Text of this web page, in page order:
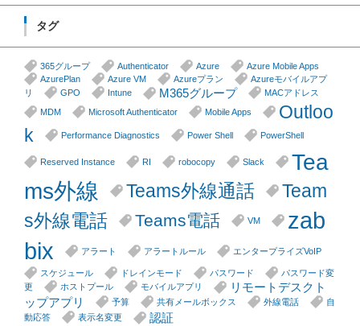
タグ
365グループ Authenticator Azure
Azure Mobile Apps
AzurePlan
Azure VM Azureプラン
Azureモバイルアプ
リ
GPO Intune M365グループ
MACアドレス
MDM
Microsoft Authenticator Mobile Apps
Outloo
k
Performance Diagnostics Power Shell PowerShell
Reserved Instance RI robocopy Slack
Tea
ms外線
Teams外線通話
Team
s外線電話
Teams電話 VM
zab
bix
アラート アラートルール エンタープライズVoIP
スケジュール ドレインモード パスワード
パスワード変
更
ホストプール モバイルアプリ
リモートデスクト
ップアプリ
予算 共有メールボックス 外線電話
自
動応答
表示名変更 認証